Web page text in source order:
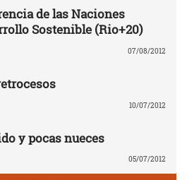
de las Naciones
Sostenible (Rio+20)
07/08/2012
10/07/2012
y pocas nueces
05/07/2012